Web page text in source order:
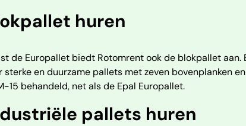
huren
de Europallet biedt Rotomrent ook de blokpallet
sterke en duurzame pallets met zeven bovenplanken
15 behandeld, net als de Epal Europallet.
pallets huren